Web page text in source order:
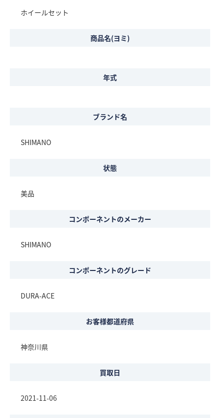
ホイールセット
商品名(ヨミ)
年式
ブランド名
SHIMANO
状態
美品
コンポーネントのメーカー
SHIMANO
コンポーネントのグレード
DURA-ACE
お客様都道府県
神奈川県
買取日
2021-11-06